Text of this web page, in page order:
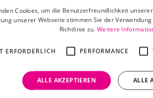
dir auch gefallen
Cookies, um die Benutzerfreundlichkeit
unserer Webseite stimmen Sie der
Richtlinie zu.Weitere
ERFORDERLICH PERFORMANCE
ALLE AKZEPTIEREN ALLE